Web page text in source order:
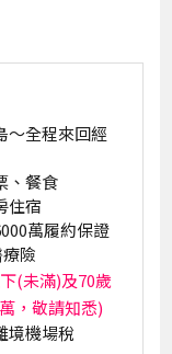
～全程來回經
、餐食
住宿
萬履約保證
險
(未滿)及70歲
，敬請知悉)
境機場稅